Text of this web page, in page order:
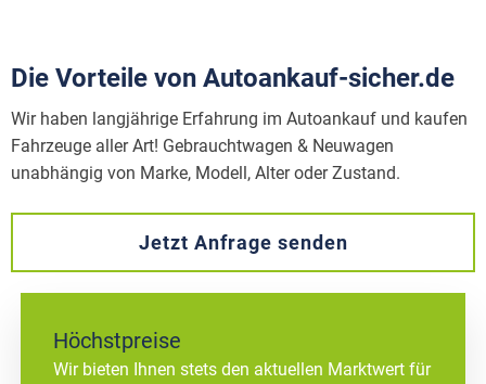
Höchstpreise
Wir bieten Ihnen stets den aktuellen Marktwert für
Die Vorteile von Autoankauf-sicher.de
Wir haben langjährige Erfahrung im Autoankauf und kaufen
Fahrzeuge aller Art! Gebrauchtwagen & Neuwagen
unabhängig von Marke, Modell, Alter oder Zustand.
Jetzt Anfrage senden